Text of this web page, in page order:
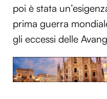
poi è stata
prima guerra
gli eccessi delle